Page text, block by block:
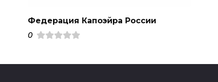
Федерация Капоэйра России
0